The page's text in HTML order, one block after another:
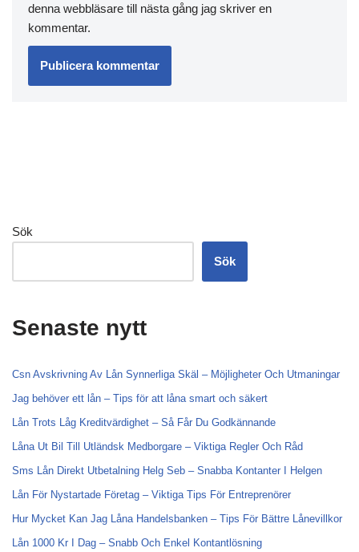
denna webbläsare till nästa gång jag skriver en
kommentar.
Sök
Sök
Senaste nytt
Csn Avskrivning Av Lån Synnerliga Skäl – Möjligheter Och Utmaningar
Jag behöver ett lån – Tips för att låna smart och säkert
Lån Trots Låg Kreditvärdighet – Så Får Du Godkännande
Låna Ut Bil Till Utländsk Medborgare – Viktiga Regler Och Råd
Sms Lån Direkt Utbetalning Helg Seb – Snabba Kontanter I Helgen
Lån För Nystartade Företag – Viktiga Tips För Entreprenörer
Hur Mycket Kan Jag Låna Handelsbanken – Tips För Bättre Lånevillkor
Lån 1000 Kr I Dag – Snabb Och Enkel Kontantlösning